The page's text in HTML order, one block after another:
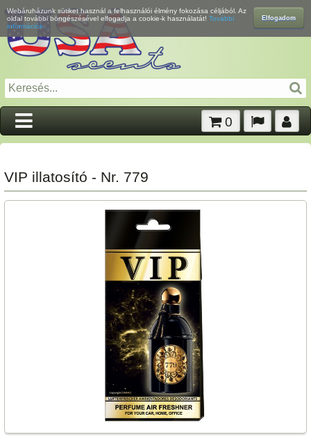
Elfogadom
Webáruházunk sütiket használ a felhasználói élmény fokozása céljából. Az
oldal további böngészésével elfogadja a cookie-k használatát! További
információk...
0
VIP illatosító - Nr. 779